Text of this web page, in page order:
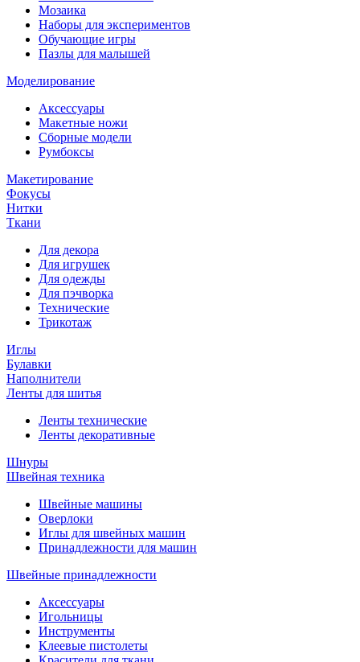
Мозаика
Наборы для экспериментов
Обучающие игры
Пазлы для малышей
Моделирование
Аксессуары
Макетные ножи
Сборные модели
Румбоксы
Макетирование
Фокусы
Нитки
Ткани
Для декора
Для игрушек
Для одежды
Для пэчворка
Технические
Трикотаж
Иглы
Булавки
Наполнители
Ленты для шитья
Ленты технические
Ленты декоративные
Шнуры
Швейная техника
Швейные машины
Оверлоки
Иглы для швейных машин
Принадлежности для машин
Швейные принадлежности
Аксессуары
Игольницы
Инструменты
Клеевые пистолеты